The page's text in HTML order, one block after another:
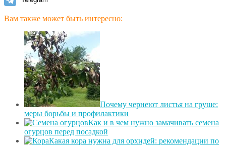
Вам также может быть интересно:
Почему чернеют листья на груше:
меры борьбы и профилактики
Как и в чем нужно замачивать семена
огурцов перед посадкой
Какая кора нужна для орхидей: рекомендации по